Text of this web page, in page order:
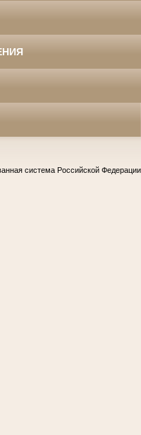
система Российской